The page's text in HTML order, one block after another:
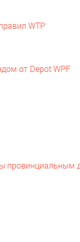
WTP
от Depot WPF
провинциальным